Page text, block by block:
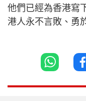
他們已經為香港寫
港人永不言敗、勇